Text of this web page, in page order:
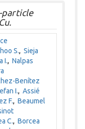
particle
S.,Sieja
I.,Nalpas
Benítez
I.,Assié
F.,Beaumel
C.,Borcea